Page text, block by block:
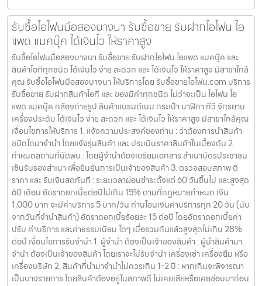
รับซื้อไอโฟนมือสองบางนา รับซื้อขาย รับฝากไอโฟน ไอ
แพด แมคบุ๊ค ได้เงินไว ให้ราคาสูง
รับซื้อไอโฟนมือสองบางนา รับซื้อขาย รับฝากไอโฟน ไอแพด แมคบุ๊ค และ
สินค้าไอทีทุกชนิด ได้เงินไว ง่าย สะดวก และ ได้เงินไว ให้ราคาสูง มีสาขาใกล้
คุณ รับซื้อไอโฟนมือสองบางนา ให้บริการโดย รับซื้อขายไอโฟน.com บริการ
รับซื้อขาย รับฝากสินค้าไอที และ ของมีค่าทุกชนิด ไม่ว่าจะเป็น ไอโฟน ไอ
แพด แมคบุ๊ค กล้องถ่ายรูป สินค้าแบรนด์เนม กระเป๋า นาฬิกา ทีวี จักรยาน
เครื่องประดับ ได้เงินไว ง่าย สะดวก และ ได้เงินไว ให้ราคาสูง มีสาขาใกล้คุณ
เงื่อนไขการให้บริการ 1. แจ้งความประสงค์ของท่าน : ว่าต้องการนำสินค้า
ชนิดใดมาจำนำ โดยแจ้งรุ่นสินค้า และ ประเมินราคาสินค้าในเบื้องต้น 2.
กำหนดสถานที่นัดพบ : โดยผู้จำนำต้องเตรียมเอกสาร สำเนาบัตรประชาชน
เซ็นรับรองสำเนา เพื่อยืนยันการเป็นเจ้าของสินค้า 3. ตรวจสอบสภาพ ตี
ราคา และ รับเงินสดทันที : ระยะเวลาผ่อนชำระตั้งแต่ 60 วันขึ้นไป และสูงสุด
60 เดือน อัตราดอกเบี้ยต่อปีไม่เกิน 15% ตามที่กฏหมายกำหนด เงิน
1,000 บาท จะมีค่าบริการ 5 บาท/วัน ท่านโอนเงินค่าบริการทุก 20 วัน (นับ
จากวันที่จำนำสินค้า) อัตราดอกเบี้ยร้อยละ 15 ต่อปี โดยอัตราดอกเบี้ยค่า
ปรับ ค่าบริการ และค่าธรรมเนียม ใดๆ เมื่อรวมกันแล้วสูงสุดไม่เกิน 28%
ต่อปี เงื่อนไขการรับจำนำ 1. ผู้จำนำ ต้องเป็นเจ้าของสินค้า : ผู้นำสินค้ามา
จำนำ ต้องเป็นเจ้าของสินค้า โดยเราจะไม่รับจำนำ เครื่องเช่า เครื่องยืม หรือ
เครื่องบริษัท 2. สินค้าที่นำมาจำนำไม่ควรเกิน 1-2 ปี : หากเกินจะพิจารณา
เป็นบางรายการ โดยสินค้าต้องอยู่ในสภาพดี ไม่เคยเสียหรือเคยซ่อมมาก่อน